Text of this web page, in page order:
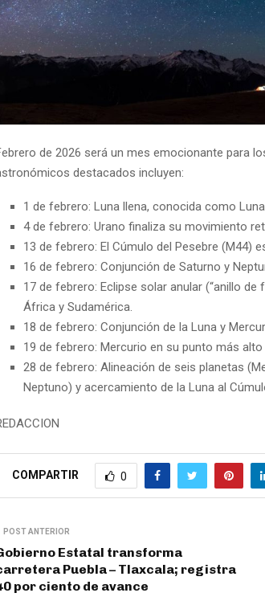
de 2026 será un mes emocionante para
destacados incluyen:
1 de febrero: Luna llena, conocida como
4 de febrero: Urano finaliza su movimiento
13 de febrero: El Cúmulo del Pesebre (M44)
16 de febrero: Conjunción de Saturno y
17 de febrero: Eclipse solar anular (“anillo
África y Sudamérica.
18 de febrero: Conjunción de la Luna y
19 de febrero: Mercurio en su punto más alto
28 de febrero: Alineación de seis planetas
Neptuno) y acercamiento de la Luna al
COMPARTIR 0
POST ANTERIOR
Estatal transforma
Puebla – Tlaxcala; registra
por ciento de avance